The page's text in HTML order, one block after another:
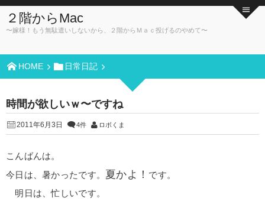
２階からMac
〜嫁様！もう無駄遣いしないから、２階からＭａｃ投げるのやめて〜
HOME 日常日記
時間が欲しいｗ〜ですね
2011年6月3日 4件 ロボくま
こんばんは。
今日は、暑かったです。 夏かよ！ です。
明日は、忙しいです。